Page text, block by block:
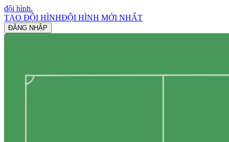
đội hình.
TẠO ĐỘI HÌNHĐỘI HÌNH MỚI NHẤT
ĐĂNG NHẬP